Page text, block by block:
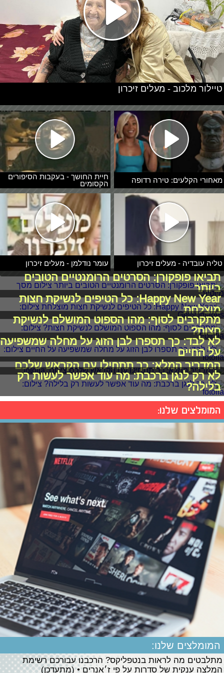
מאחורי הקלעים: טירה רדופה
חיית החושך - בעקבות הסיפורים
הקסומים
טליה עובדיה - מעלים זיכרון עומר נודלמן - מעלים זיכרון
טיילור מלכוב - מעלים זיכרון
תביאו פופקורן: הסרטים הרומנטיים הטובים
ביותר
Happy New Year: כל הטיפים לנשיקת חצות
מוצלחת
מתקרבים לסוף: מהו הספוט המושלם לנשיקת
חצות?
לא לבד: כך תספרו לבן הזוג על מחלה שמשפיעה
על החיים
המדריך המלא: כך תתחילו עם הקראש שלכם
לא רק לנגן ברכבת: מה עוד אפשר לעשות רק
בלילה?
המומלצים שלנו:
המומלצים שלנו:
מתלבטים מה לראות בנטפליקס? הרכבנו עבורכם רשימת
המלצה ענקית של סדרות על פי ז׳אנרים • (מתעדכן)